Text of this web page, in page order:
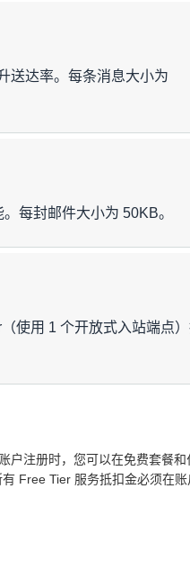
封），0.02 USD/1000 封电子
40.00 USD
送达率。每条消息大小为
440.00 USD
7.68 USD
552.68 USD
每封邮件大小为 50KB。
9500.00 USD
500.00 USD
使用 1 个开放式入站端点
200.00 USD
户注册时，您可以在免费套餐和
Free Tier 服务抵扣金必须在